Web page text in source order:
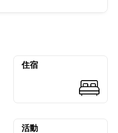
住宿
活動